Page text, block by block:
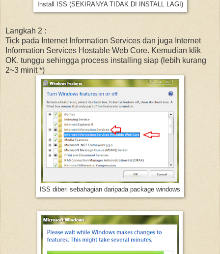
Install ISS (SEKIRANYA TIDAK DI INSTALL LAGI)
Langkah 2 :
Tick pada Internet Information Services dan juga Internet
Information Services Hostable Web Core. Kemudian klik
OK. tunggu sehingga process installing siap (lebih kurang
2~3 minit *)
ISS diberi sebahagian daripada package windows